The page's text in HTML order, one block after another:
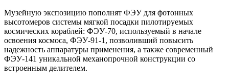
Музейную экспозицию пополнят ФЭУ для фотонных
высотомеров системы мягкой посадки пилотируемых
космических кораблей: ФЭУ-70, используемый в начале
освоения космоса, ФЭУ-91-1, позволивший повысить
надежность аппаратуры применения, а также современный
ФЭУ-141 уникальной механопрочной конструкции со
встроенным делителем.